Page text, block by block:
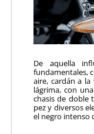
De aquella
fundamentales,
aire, cardán a
lágrima, con
chasis de doble
pez y diversos
el negro intenso